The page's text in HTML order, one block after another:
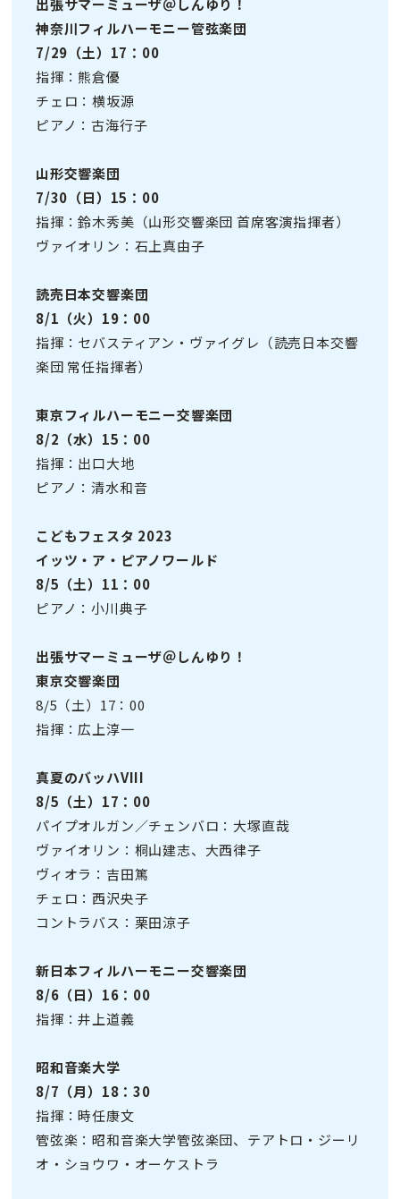
出張サマーミューザ＠しんゆり！
神奈川フィルハーモニー管弦楽団
7/29（土）17：00
指揮：熊倉優
チェロ：横坂源
ピアノ：古海行子
山形交響楽団
7/30（日）15：00
指揮：鈴木秀美（山形交響楽団 首席客演指揮者）
ヴァイオリン：石上真由子
読売日本交響楽団
8/1（火）19：00
指揮：セバスティアン・ヴァイグレ（読売日本交響
楽団 常任指揮者）
東京フィルハーモニー交響楽団
8/2（水）15：00
指揮：出口大地
ピアノ：清水和音
こどもフェスタ 2023
イッツ・ア・ピアノワールド
8/5（土）11：00
ピアノ：小川典子
出張サマーミューザ＠しんゆり！
東京交響楽団
8/5（土）17：00
指揮：広上淳一
真夏のバッハVIII
8/5（土）17：00
パイプオルガン／チェンバロ：大塚直哉
ヴァイオリン：桐山建志、大西律子
ヴィオラ：吉田篤
チェロ：西沢央子
コントラバス：栗田涼子
新日本フィルハーモニー交響楽団
8/6（日）16：00
指揮：井上道義
昭和音楽大学
8/7（月）18：30
指揮：時任康文
管弦楽：昭和音楽大学管弦楽団、テアトロ・ジーリ
オ・ショウワ・オーケストラ